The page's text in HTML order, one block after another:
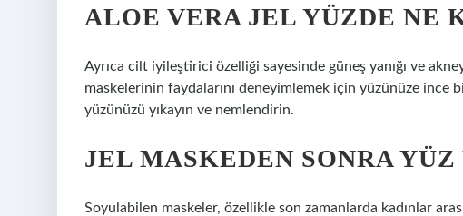
ALOE VERA JEL YÜZDE NE
Ayrıca cilt iyileştirici özelliği sayesinde güneş yanığı ve
maskelerinin faydalarını deneyimlemek için yüzünüze ince
yüzünüzü yıkayın ve nemlendirin.
JEL MASKEDEN SONRA
Soyulabilen maskeler, özellikle son zamanlarda kadınlar